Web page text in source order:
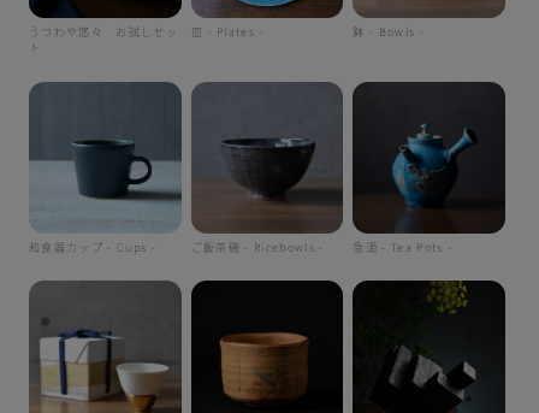
うつわや悠々 お試しセッ
ト
皿 - Plates - 鉢 - Bowls -
和食器カップ - Cups - ご飯茶碗 - Ricebowls - 急須 - Tea Pots -